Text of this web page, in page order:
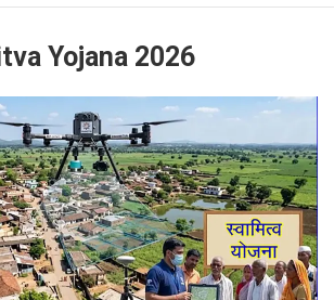
Yojana 2026